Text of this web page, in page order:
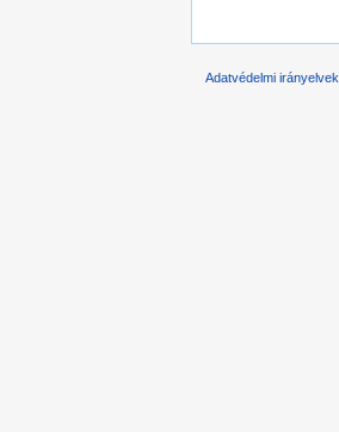
Adatvédelmi irányelvek